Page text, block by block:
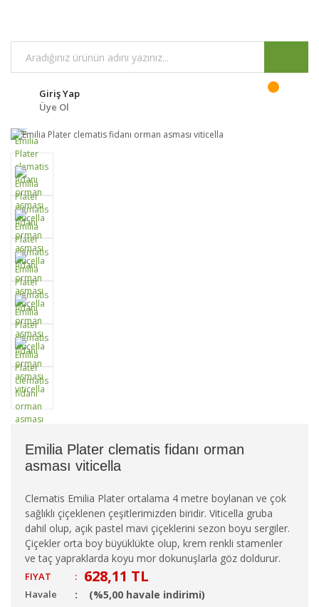
Giriş Yap
Üye Ol
Emilia Plater clematis fidanı orman
asması viticella
Clematis Emilia Plater ortalama 4 metre boylanan ve çok
sağlıklı çiçeklenen çeşitlerimizden biridir. Viticella gruba
dahil olup, açık pastel mavi çiçeklerini sezon boyu sergiler.
Çiçekler orta boy büyüklükte olup, krem renkli stamenler
ve taç yapraklarda koyu mor dokunuşlarla göz doldurur.
FIYAT : 628,11 TL
Havale (%5,00 havale indirimi)